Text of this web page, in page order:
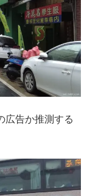
広告か推測する